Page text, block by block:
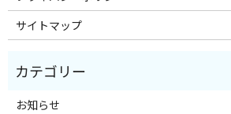
サイトマップ
お知らせ